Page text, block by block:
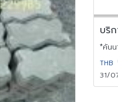
*คัน
THB
31/